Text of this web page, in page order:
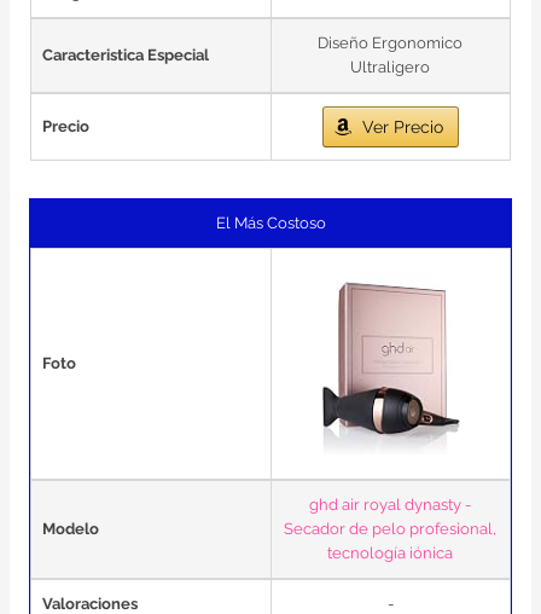
Caracteristica Especial
Diseño Ergonomico
Ultraligero
Precio Ver Precio
El Más Costoso
Foto
Modelo
ghd air royal dynasty -
Secador de pelo profesional,
tecnología iónica
Valoraciones -